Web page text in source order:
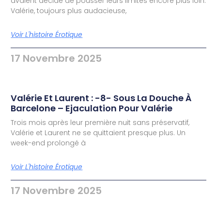
Valérie, toujours plus audacieuse,
Voir L'histoire Érotique
17 Novembre 2025
Valérie Et Laurent : -8- Sous La Douche À
Barcelone – Ejaculation Pour Valérie
Trois mois après leur première nuit sans préservatif,
Valérie et Laurent ne se quittaient presque plus. Un
week-end prolongé à
Voir L'histoire Érotique
17 Novembre 2025